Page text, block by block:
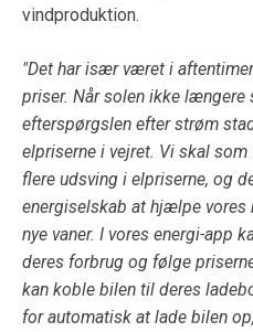
vindproduktion.
"Det har især været i
priser. Når solen ikke længere
efterspørgslen efter strøm
elpriserne i vejret. Vi skal
flere udsving i elpriserne, og
energiselskab at hjælpe vores
nye vaner. I vores energi-app
deres forbrug og følge
kan koble bilen til deres
for automatisk at lade bilen